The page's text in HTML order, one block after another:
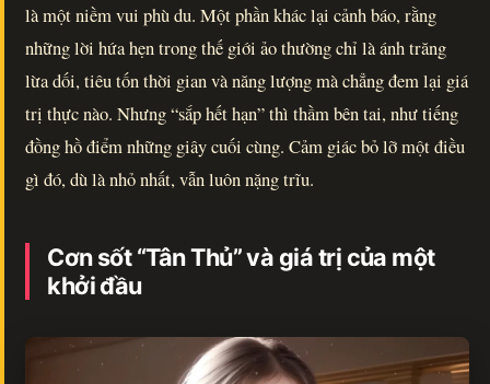
là một niềm vui phù du. Một phần khác lại cảnh báo, rằng
những lời hứa hẹn trong thế giới ảo thường chỉ là ánh trăng
lừa dối, tiêu tốn thời gian và năng lượng mà chẳng đem lại giá
trị thực nào. Nhưng “sắp hết hạn” thì thầm bên tai, như tiếng
đồng hồ điểm những giây cuối cùng. Cảm giác bỏ lỡ một điều
gì đó, dù là nhỏ nhất, vẫn luôn nặng trĩu.
Cơn sốt “Tân Thủ” và giá trị của một
khởi đầu